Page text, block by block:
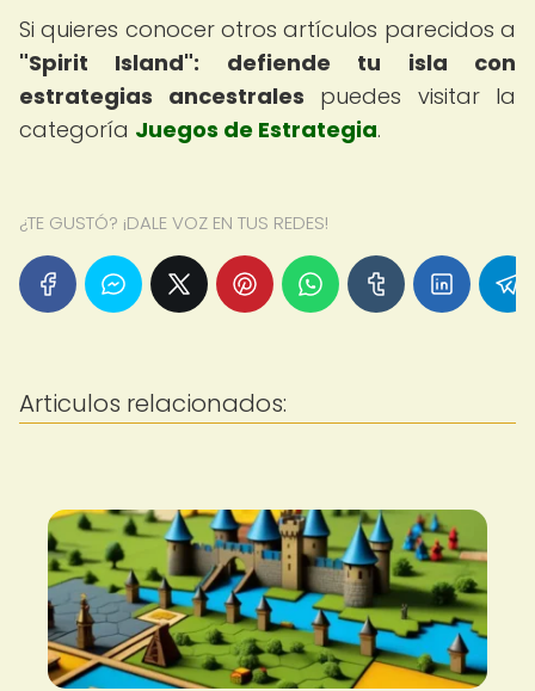
Si quieres conocer otros artículos parecidos a
"Spirit Island": defiende tu isla con
estrategias ancestrales puedes visitar la
categoría Juegos de Estrategia.
¿TE GUSTÓ? ¡DALE VOZ EN TUS REDES!
Articulos relacionados: